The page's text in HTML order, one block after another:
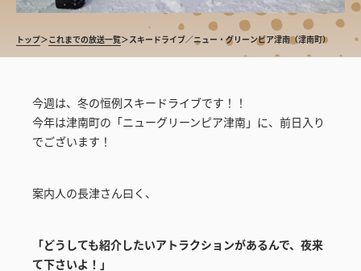
トップ＞これまでの放送一覧＞スキードライブ／ニュー・グリーンピア津南（津南町）
今週は、冬の恒例スキードライブです！！
今年は津南町の「ニューグリーンピア津南」に、前日入り
でございます！
案内人の長津さん曰く、
「どうしても紹介したいアトラクションがあるんで、夜来
て下さいよ！」